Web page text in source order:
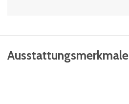
Ausstattungsmerkmale